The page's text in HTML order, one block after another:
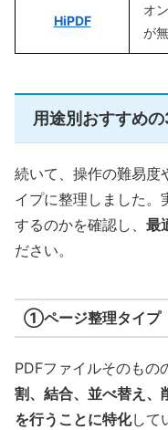
HiPDF
オ
が
用途別おすすめ
続いて、操作の難易度
イプに整理しました。
するのかを確認し、 最
ださい。
①ページ整理タイプ
PDFファイルそのもの
割、結合、並べ替え、
を行うことに特化して